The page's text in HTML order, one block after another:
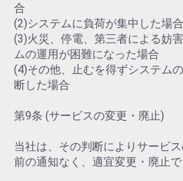
合
(2)システムに負荷が集中した場合
(3)火災、停電、第三者による妨
ムの運用が困難になった場合
(4)その他、止むを得ずシステム
断した場合
第9条 (サービスの変更・廃止)
当社は、その判断によりサービ
前の通知なく、適宜変更・廃止で